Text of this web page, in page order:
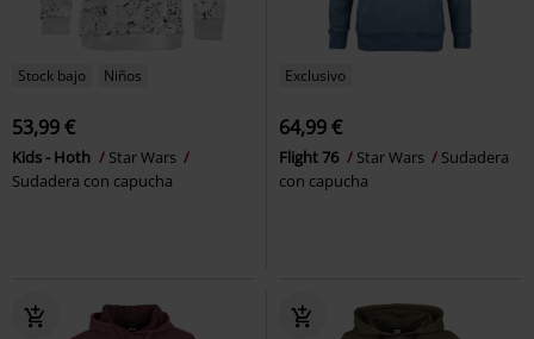
Stock bajo Niños
53,99 €
Kids - Hoth
Star Wars
Sudadera con capucha
Exclusivo
64,99 €
Flight 76 Star Wars
Sudadera
con capucha